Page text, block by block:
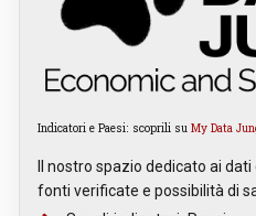
Indicatori e Paesi: scoprili su My Data
Il nostro spazio dedicato ai
fonti verificate e possibilità di